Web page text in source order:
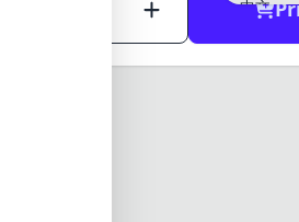
中文
한국어
العربية